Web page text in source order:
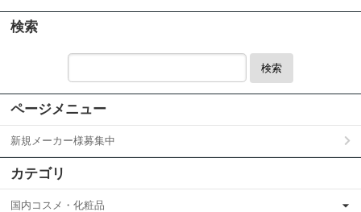
検索
検索
ページメニュー
新規メーカー様募集中
カテゴリ
国内コスメ・化粧品